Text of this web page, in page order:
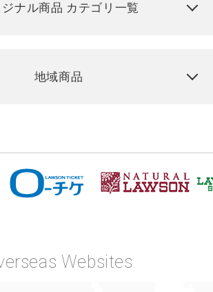
ナル商品 カテゴリ一覧
地域商品
Websites